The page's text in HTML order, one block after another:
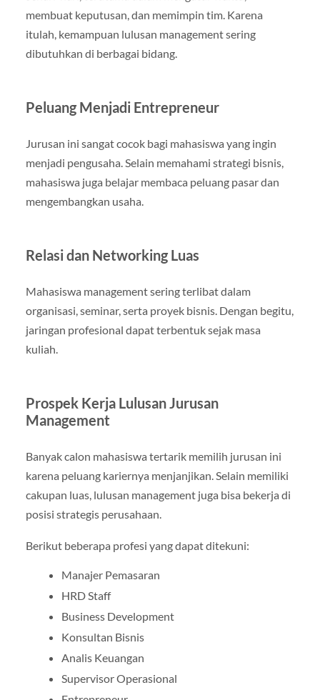
membuat keputusan, dan memimpin tim. Karena
itulah, kemampuan lulusan management sering
dibutuhkan di berbagai bidang.
Peluang Menjadi Entrepreneur
Jurusan ini sangat cocok bagi mahasiswa yang ingin
menjadi pengusaha. Selain memahami strategi bisnis,
mahasiswa juga belajar membaca peluang pasar dan
mengembangkan usaha.
Relasi dan Networking Luas
Mahasiswa management sering terlibat dalam
organisasi, seminar, serta proyek bisnis. Dengan begitu,
jaringan profesional dapat terbentuk sejak masa
kuliah.
Prospek Kerja Lulusan Jurusan
Management
Banyak calon mahasiswa tertarik memilih jurusan ini
karena peluang kariernya menjanjikan. Selain memiliki
cakupan luas, lulusan management juga bisa bekerja di
posisi strategis perusahaan.
Berikut beberapa profesi yang dapat ditekuni:
Manajer Pemasaran
HRD Staff
Business Development
Konsultan Bisnis
Analis Keuangan
Supervisor Operasional